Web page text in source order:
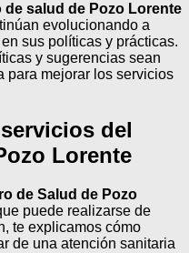
de salud de Pozo Lorente
evolucionando a
sus políticas y prácticas.
y sugerencias sean
para mejorar los servicios
del
Lorente
de Salud de Pozo
puede realizarse de
te explicamos cómo
de una atención sanitaria